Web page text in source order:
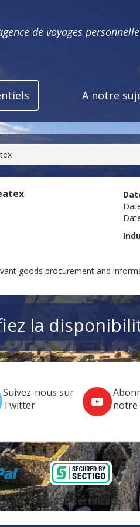
de voyages personnelle
A notre
goods procurement and
la
Suivez-nous sur
Twitter
notre
EV SSL Certificate